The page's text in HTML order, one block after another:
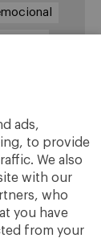
ads,
to provide
We also
with our
who
you have
from your